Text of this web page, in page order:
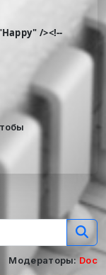
/><!--
Модераторы:Doc